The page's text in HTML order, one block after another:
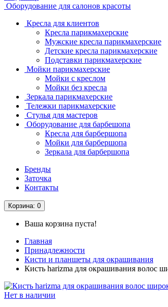
Оборудование для салонов красоты
Кресла для клиентов
Кресла парикмахерские
Мужские кресла парикмахерские
Детские кресла парикмахерские
Подставки парикмахерские
Мойки парикмахерские
Мойки с креслом
Мойки без кресла
Зеркала парикмахерские
Тележки парикмахерские
Стулья для мастеров
Оборудование для барбешопа
Кресла для барбершопа
Мойки для барбершопа
Зеркала для барбершопа
Бренды
Заточка
Контакты
Корзина: 0
Ваша корзина пуста!
Главная
Принадлежности
Кисти и планшеты для окрашивания
Кисть harizma для окрашивания волос
Нет в наличии